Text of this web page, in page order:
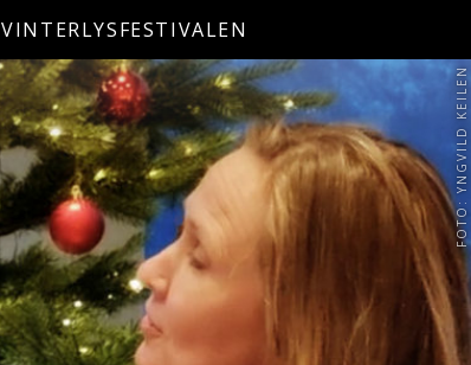
VINTERLYSFESTIVALEN
FOTO: YNGVILD KEILEN